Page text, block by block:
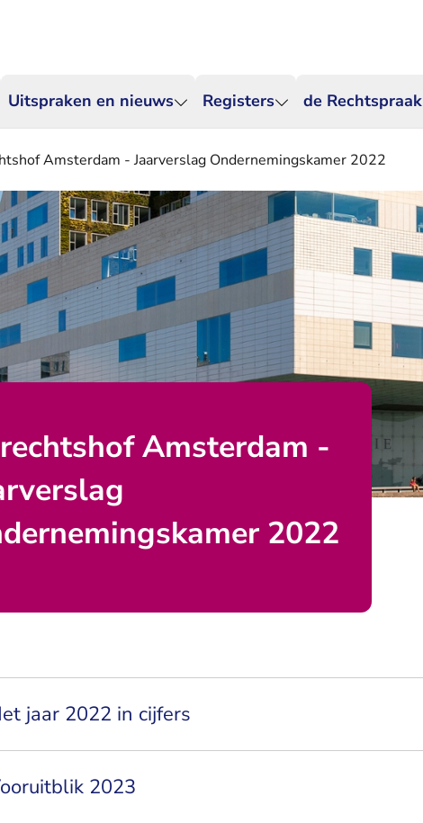
Uitspraken en nieuws Registers de Rechtspraak
Amsterdam - Jaarverslag Ondernemingskamer 2022
Amsterdam -
2022
jaar 2022 in cijfers
2023